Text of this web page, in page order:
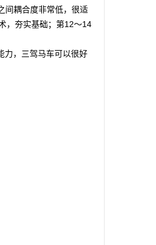
间耦合度非常低，很适
，夯实基础；第12～14
，三驾马车可以很好